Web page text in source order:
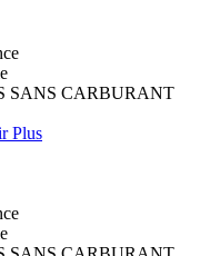
SANS CARBURANT
Plus